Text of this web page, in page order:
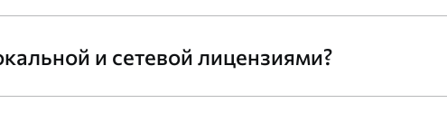
и сетевой лицензиями?